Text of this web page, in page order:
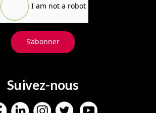
I am not a robot
S’abonner
Suivez-nous